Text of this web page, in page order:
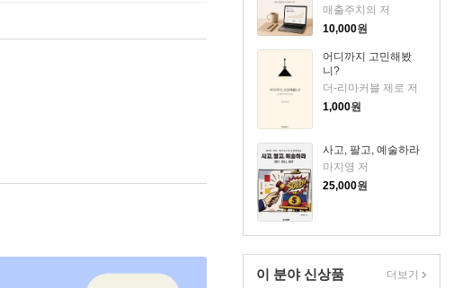
매출주치의 저
10,000원
어디까지 고민해봤
니?
더-리마커블 제로 저
1,000원
사고, 팔고, 예술하라
마지영 저
25,000원
이 분야 신상품 더보기